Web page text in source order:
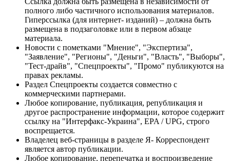
полного либо частичного использования материалов.
Гиперссылка (для интернет- изданий) – должна быть
размещена в подзаголовке или в первом абзаце
материала.
Новости с пометками "Мнение", "Экспертиза",
"Заявление", "Регионы", "Деньги", "Власть", "Выборы",
"Тест-драйв", "Спецпроекты", "Промо" публикуются на
правах рекламы.
Раздел Спецпроекты создается совместно с
коммерческими партнерами.
Любое копирование, публикация, републикация и
другое распространение информации, которое содержит
ссылку на "Интерфакс-Украина", EPA / UPG, строго
воспрещается.
Владелец веб-страницы в разделе Я- Корреспондент
является автор публикации.
Любое копирование, перепечатка и воспроизведение